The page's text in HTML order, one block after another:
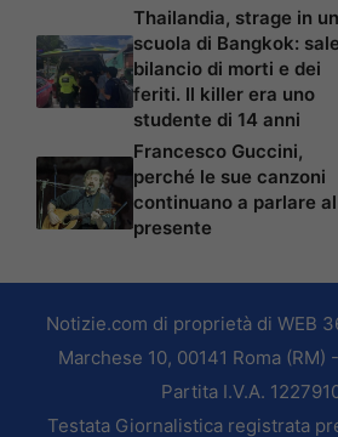
Thailandia, strage in
scuola di Bangkok:
bilancio di morti e dei
feriti. Il killer era uno
studente di 14 anni
Francesco Guccini,
perché le sue canzoni
continuano a parlare al
presente
Notizie.com di proprietà di WEB
Marchese 10, 00141 Roma (RM)
Partita I.V.A.
Testata Giornalistica registrata